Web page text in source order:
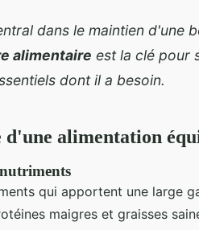
dans le maintien d'une
alimentaire est la clé pour
dont il a besoin.
alimentation
qui apportent une large
maigres et graisses